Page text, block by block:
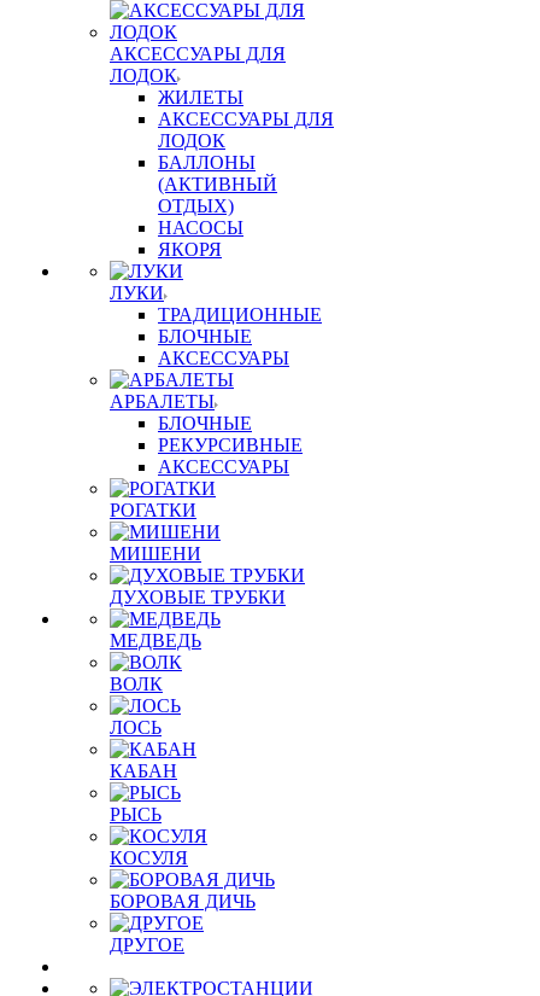
АКСЕССУАРЫ ДЛЯ
ЛОДОК
ЖИЛЕТЫ
АКСЕССУАРЫ ДЛЯ
ЛОДОК
БАЛЛОНЫ
(АКТИВНЫЙ
ОТДЫХ)
НАСОСЫ
ЯКОРЯ
ЛУКИ
ТРАДИЦИОННЫЕ
БЛОЧНЫЕ
АКСЕССУАРЫ
АРБАЛЕТЫ
БЛОЧНЫЕ
РЕКУРСИВНЫЕ
АКСЕССУАРЫ
РОГАТКИ
МИШЕНИ
ДУХОВЫЕ ТРУБКИ
МЕДВЕДЬ
ВОЛК
ЛОСЬ
КАБАН
РЫСЬ
КОСУЛЯ
БОРОВАЯ ДИЧЬ
ДРУГОЕ